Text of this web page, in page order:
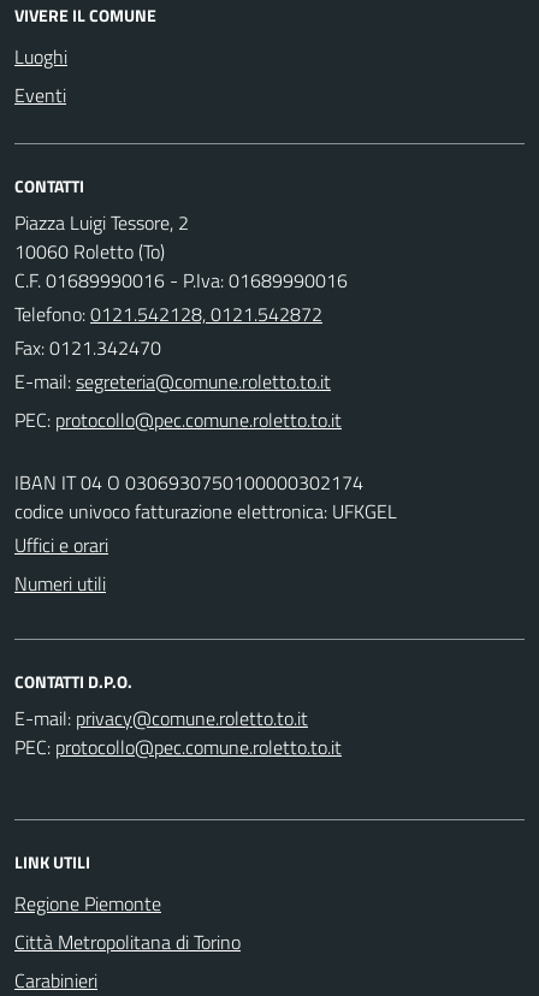
VIVERE IL COMUNE
Luoghi
Eventi
CONTATTI
Piazza Luigi Tessore, 2
10060 Roletto (To)
C.F. 01689990016 - P.Iva: 01689990016
Telefono:0121.542128, 0121.542872
Fax: 0121.342470
E-mail:
PEC:
IBAN IT 04 O 0306930750100000302174
codice univoco fatturazione elettronica: UFKGEL
Uffici e orari
Numeri utili
CONTATTI D.P.O.
E-mail:
PEC:
LINK UTILI
Regione Piemonte
Città Metropolitana di Torino
Carabinieri